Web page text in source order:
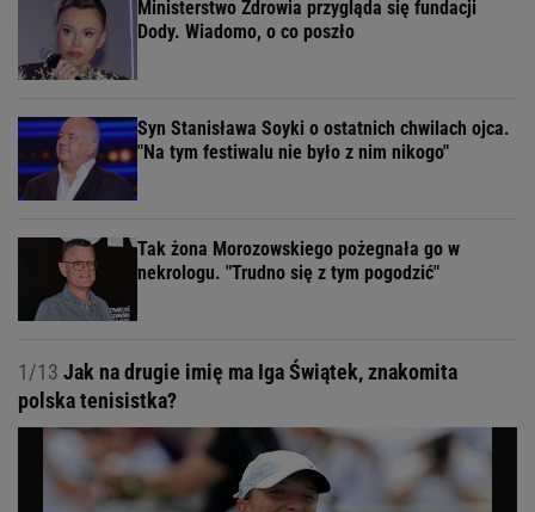
Ministerstwo Zdrowia przygląda się fundacji
Dody. Wiadomo, o co poszło
Syn Stanisława Soyki o ostatnich chwilach ojca.
"Na tym festiwalu nie było z nim nikogo"
Tak żona Morozowskiego pożegnała go w
nekrologu. "Trudno się z tym pogodzić"
1/13 Jak na drugie imię ma Iga Świątek, znakomita
polska tenisistka?